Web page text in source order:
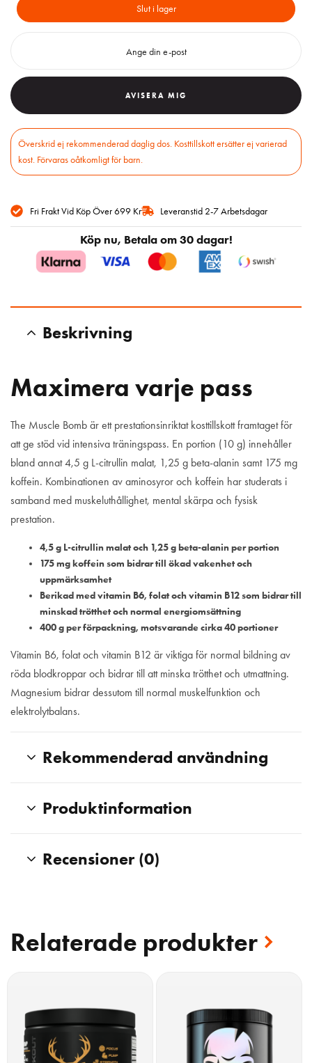
Slut i lager
AVISERA MIG
Fri Frakt Vid Köp Över 699 Kr Leveranstid 2-7 Arbetsdagar
Köp nu, Betala om 30 dagar!
Beskrivning
Maximera varje pass
The Muscle Bomb är ett prestationsinriktat kosttillskott framtaget för
att ge stöd vid intensiva träningspass. En portion (10 g) innehåller
bland annat 4,5 g L-citrullin malat, 1,25 g beta-alanin samt 175 mg
koffein. Kombinationen av aminosyror och koffein har studerats i
samband med muskeluthållighet, mental skärpa och fysisk
prestation.
4,5 g L-citrullin malat och 1,25 g beta-alanin per portion
175 mg koffein som bidrar till ökad vakenhet och
uppmärksamhet
Berikad med vitamin B6, folat och vitamin B12 som bidrar till
minskad trötthet och normal energiomsättning
400 g per förpackning, motsvarande cirka 40 portioner
Vitamin B6, folat och vitamin B12 är viktiga för normal bildning av
röda blodkroppar och bidrar till att minska trötthet och utmattning.
Magnesium bidrar dessutom till normal muskelfunktion och
elektrolytbalans.
Rekommenderad användning
Produktinformation
Recensioner (0)
Relaterade produkter